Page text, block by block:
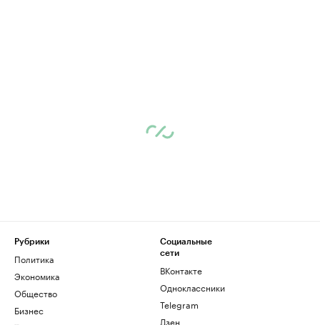
Рубрики
Политика
Экономика
Общество
Бизнес
Социальные
сети
ВКонтакте
Одноклассники
Telegram
Дзен